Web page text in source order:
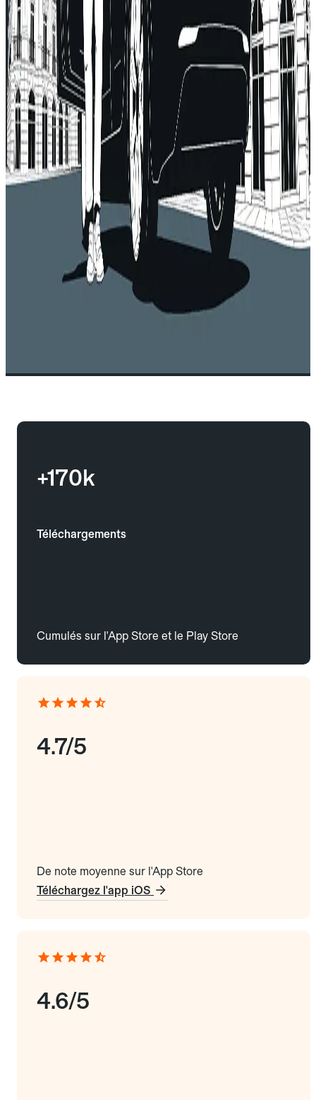
+170k
Téléchargements
Cumulés sur l'App Store et le Play Store
4.7/5
De note moyenne sur l'App Store
Téléchargez l'app iOS
4.6/5